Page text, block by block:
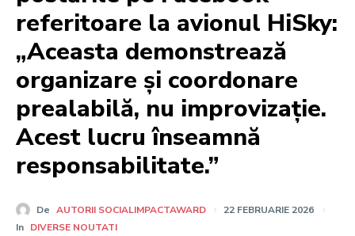
referitoare la avionul HiSky:
„Aceasta demonstrează
organizare și coordonare
prealabilă, nu improvizație.
Acest lucru înseamnă
responsabilitate.”
De AUTORII SOCIALIMPACTAWARD
22 FEBRUARIE 2026
In DIVERSE NOUTATI